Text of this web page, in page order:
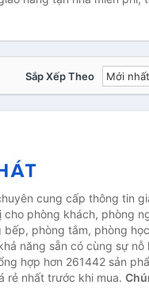
Sắp Xếp Theo
cung cấp thông tin
phòng khách, phòng
phòng tắm, phòng
năng sẵn có cùng sự nỗ
hợp hơn 261442 sản
rẻ nhất trước khi mua.